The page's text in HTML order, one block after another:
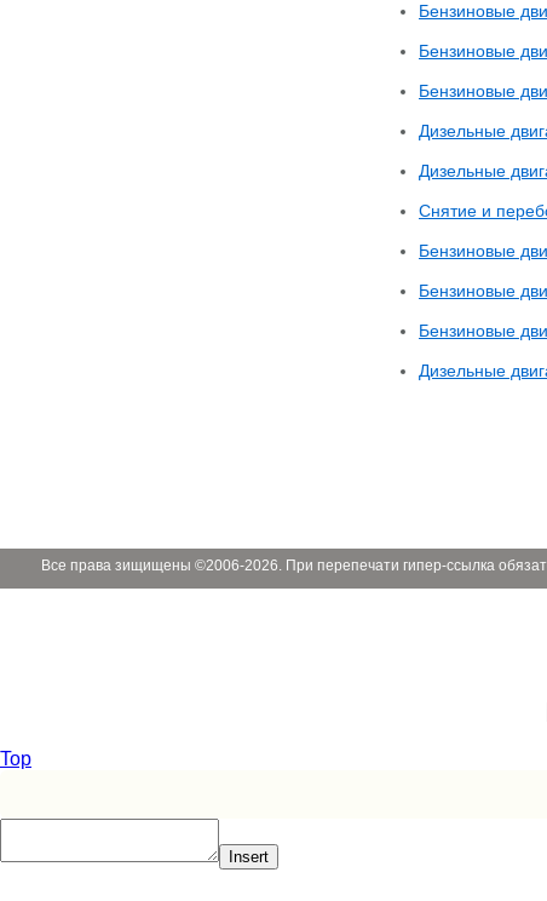
Бензиновые
Бензиновые
Бензиновые
Дизельные
Дизельные
Снятие и
Бензиновые
Бензиновые
Бензиновые
Дизельные
Все права зищищены ©2006-2026. При перепечати гипер-ссылка
Top
Insert